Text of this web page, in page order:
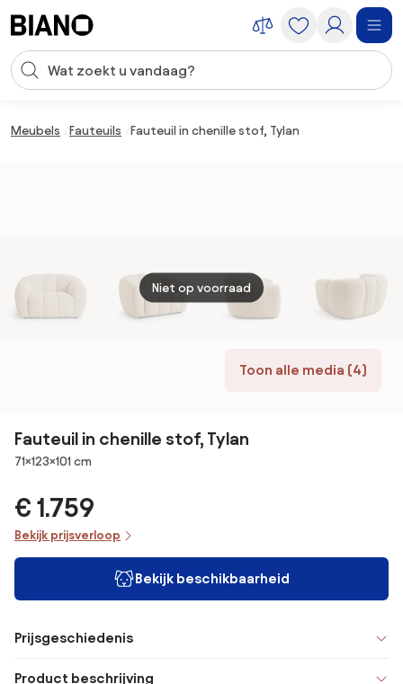
Zoekopdracht invoeren
Meubels Fauteuils Fauteuil in chenille stof, Tylan
Toon alle media (4)
Niet op voorraad
Fauteuil in chenille stof, Tylan
Afmetingen
71×123×101 cm
€ 1.759
Bekijk prijsverloop
Bekijk beschikbaarheid
Prijsgeschiedenis
Product beschrijving